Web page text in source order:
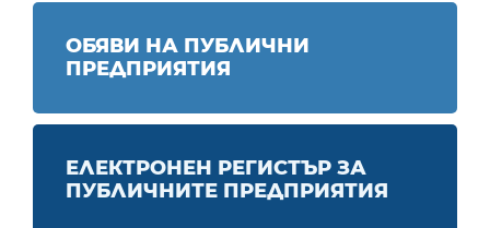
ОБЯВИ НА ПУБЛИЧНИ
ПРЕДПРИЯТИЯ
ЕЛЕКТРОНЕН РЕГИСТЪР ЗА
ПУБЛИЧНИТЕ ПРЕДПРИЯТИЯ